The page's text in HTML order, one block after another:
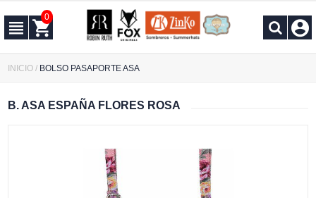
0
INICIO / BOLSO PASAPORTE ASA
B. ASA ESPAÑA FLORES ROSA